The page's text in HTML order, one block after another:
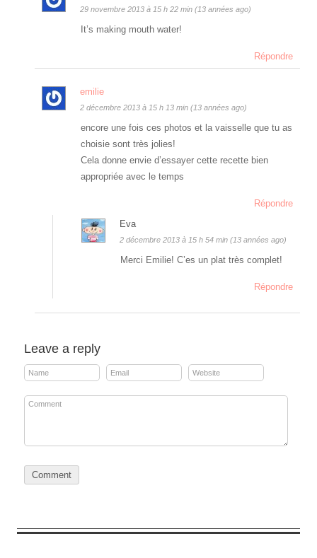
29 novembre 2013 à 15 h 22 min (13 années ago)
It’s making mouth water!
Répondre
emilie
2 décembre 2013 à 15 h 13 min (13 années ago)
encore une fois ces photos et la vaisselle que tu as
choisie sont très jolies!
Cela donne envie d’essayer cette recette bien
appropriée avec le temps
Répondre
Eva
2 décembre 2013 à 15 h 54 min (13 années ago)
Merci Emilie! C’es un plat très complet!
Répondre
Leave a reply